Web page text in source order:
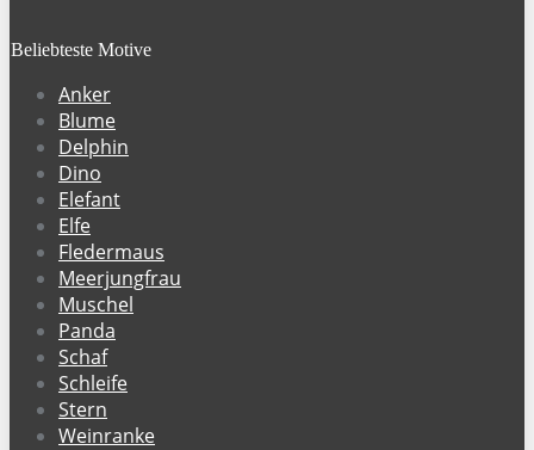
Beliebteste Motive
Anker
Blume
Delphin
Dino
Elefant
Elfe
Fledermaus
Meerjungfrau
Muschel
Panda
Schaf
Schleife
Stern
Weinranke